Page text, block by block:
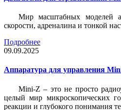
Мир масштабных моделей
скорости, адреналина и тонкой
Подробнее
09.09.2025
Аппаратура для управления
Mini-Z – это не просто
целый мир микроскопических
реакции и глубокого понимания